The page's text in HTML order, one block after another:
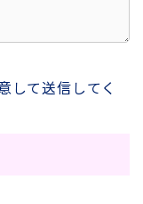
して送信してく